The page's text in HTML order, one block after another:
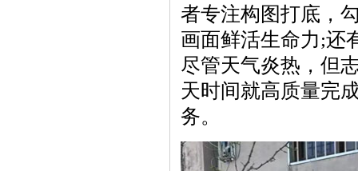
者专注构图打底，
画面鲜活生命力;还
尽管天气炎热，但
天时间就高质量完
务。